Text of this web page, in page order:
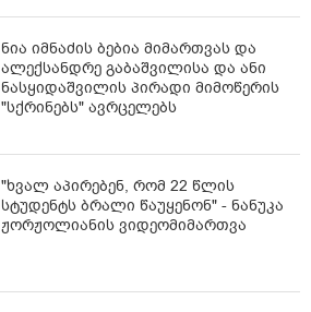
ნია იმნაძის ბებია მიმართვას და
ალექსანდრე გაბაშვილისა და ანი
ნასყიდაშვილის პირადი მიმოწერის
"სქრინებს" ავრცელებს
"ხვალ აპირებენ, რომ 22 წლის
სტუდენტს ბრალი წაუყენონ" - ნანუკა
ჟორჟოლიანის ვიდეომიმართვა